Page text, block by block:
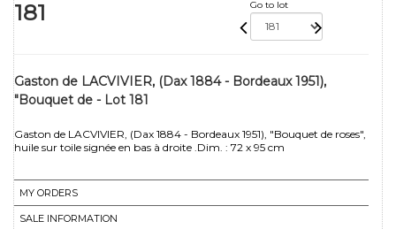
181 Go to lot
Gaston de LACVIVIER, (Dax 1884 - Bordeaux 1951),
"Bouquet de - Lot 181
Gaston de LACVIVIER, (Dax 1884 - Bordeaux 1951), "Bouquet de roses",
huile sur toile signée en bas à droite .Dim. : 72 x 95 cm
MY ORDERS
SALE INFORMATION